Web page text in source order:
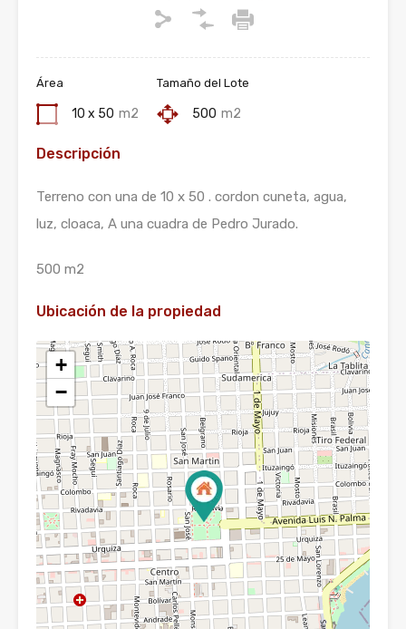
Área
10 x 50 m2
Tamaño del Lote
500 m2
Descripción
Terreno con una de 10 x 50 . cordon cuneta, agua,
luz, cloaca, A una cuadra de Pedro Jurado.
500 m2
Ubicación de la propiedad
+
−